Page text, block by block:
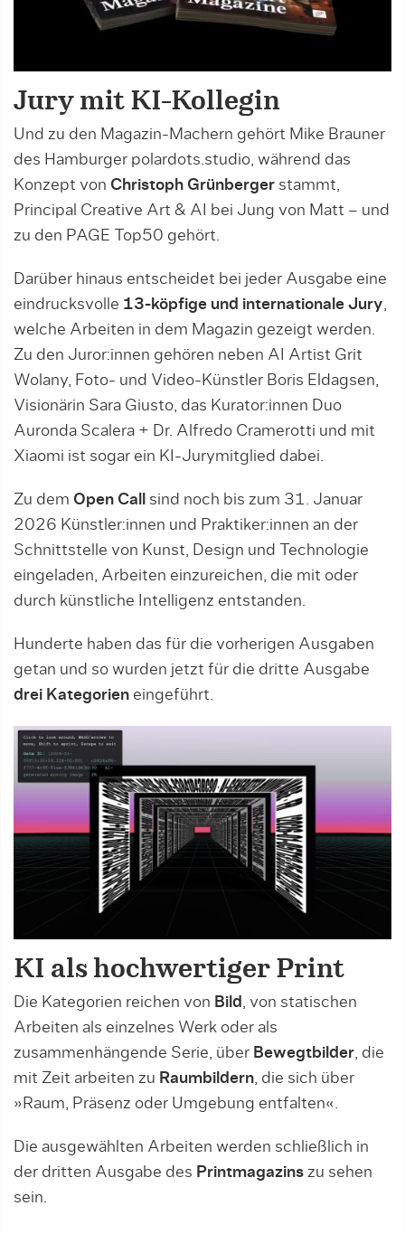
Jury mit KI-Kollegin
Und zu den Magazin-Machern gehört Mike Brauner
des Hamburger polardots.studio, während das
Konzept von Christoph Grünberger stammt,
Principal Creative Art & AI bei Jung von Matt – und
zu den PAGE Top50 gehört.
Darüber hinaus entscheidet bei jeder Ausgabe eine
eindrucksvolle 13-köpfige und internationale Jury,
welche Arbeiten in dem Magazin gezeigt werden.
Zu den Juror:innen gehören neben AI Artist Grit
Wolany, Foto- und Video-Künstler Boris Eldagsen,
Visionärin Sara Giusto, das Kurator:innen Duo
Auronda Scalera + Dr. Alfredo Cramerotti und mit
Xiaomi ist sogar ein KI-Jurymitglied dabei.
Zu dem Open Call
sind noch bis zum 31. Januar
2026 Künstler:innen und Praktiker:innen an der
Schnittstelle von Kunst, Design und Technologie
eingeladen, Arbeiten einzureichen, die mit oder
durch künstliche Intelligenz entstanden.
Hunderte haben das für die vorherigen Ausgaben
getan und so wurden jetzt für die dritte Ausgabe
drei Kategorien eingeführt.
KI als hochwertiger Print
Die Kategorien reichen von Bild
, von statischen
Arbeiten als einzelnes Werk oder als
zusammenhängende Serie, über Bewegtbilder , die
mit Zeit arbeiten zu Raumbildern , die sich über
»Raum, Präsenz oder Umgebung entfalten«.
Die ausgewählten Arbeiten werden schließlich in
der dritten Ausgabe des Printmagazins zu sehen
sein.